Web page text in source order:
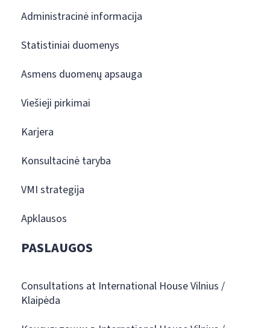
Administracinė informacija
Statistiniai duomenys
Asmens duomenų apsauga
Viešieji pirkimai
Karjera
Konsultacinė taryba
VMI strategija
Apklausos
PASLAUGOS
Consultations at International House Vilnius /
Klaipėda